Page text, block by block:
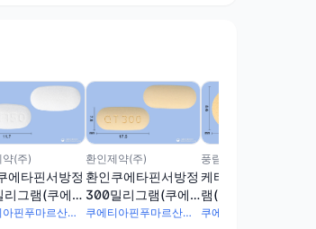
약(주)
에타핀서방정
리그램(쿠에티
마르산염) 쿠에티아핀푸마르산염 172.69mg
환인제약(주)
환인쿠에타핀서방정
300밀리그램(쿠에
티아핀푸마르산염)
쿠에티아핀푸마르산염 345.38mg
풍림무약(주)
케타핀정100밀리그
램(쿠에티아핀푸마
르산염)